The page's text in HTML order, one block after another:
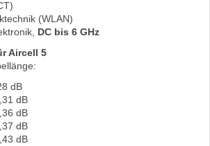
(WLAN)
DC bis 6 GHz
Aircell 5
dB
dB
dB
dB
dB